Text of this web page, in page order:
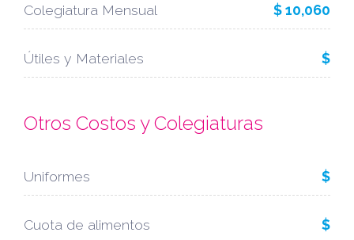
Colegiatura Mensual $ 10,060
Útiles y Materiales $
Otros Costos y Colegiaturas
Uniformes $
Cuota de alimentos $